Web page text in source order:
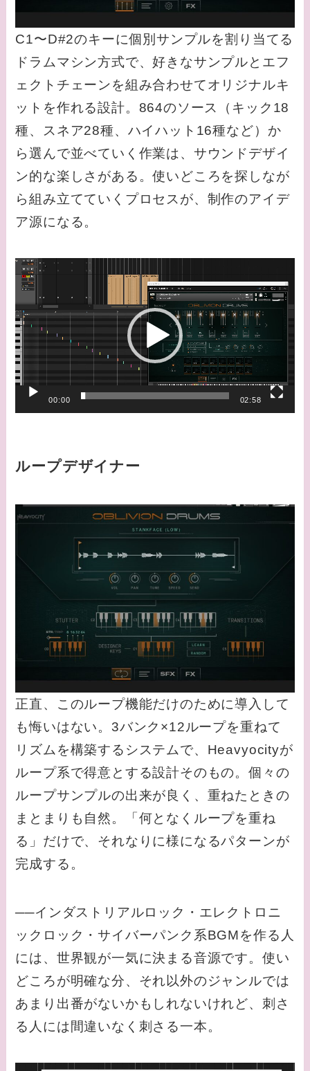
C1〜D#2のキーに個別サンプルを割り当てる
ドラムマシン方式で、好きなサンプルとエフ
ェクトチェーンを組み合わせてオリジナルキ
ットを作れる設計。864のソース（キック18
種、スネア28種、ハイハット16種など）か
ら選んで並べていく作業は、サウンドデザイ
ン的な楽しさがある。使いどころを探しなが
ら組み立てていくプロセスが、制作のアイデ
ア源になる。
動
画
プ
レ
ー
ヤ
00:00 02:58
ループデザイナー
正直、このループ機能だけのために導入して
も悔いはない。3バンク×12ループを重ねて
リズムを構築するシステムで、Heavyocityが
ループ系で得意とする設計そのもの。個々の
ループサンプルの出来が良く、重ねたときの
まとまりも自然。「何となくループを重ね
る」だけで、それなりに様になるパターンが
完成する。
──インダストリアルロック・エレクトロニ
ックロック・サイバーパンク系BGMを作る人
には、世界観が一気に決まる音源です。使い
どころが明確な分、それ以外のジャンルでは
あまり出番がないかもしれないけれど、刺さ
る人には間違いなく刺さる一本。